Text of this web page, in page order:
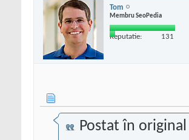
Tom
Membru SeoPedia
Reputatie: 131
Postat în